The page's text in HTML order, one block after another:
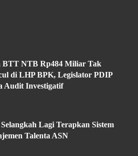
BTT NTB Rp484 Miliar Tak
di LHP BPK, Legislator PDIP
Audit Investigatif
Lagi Terapkan Sistem
Talenta ASN